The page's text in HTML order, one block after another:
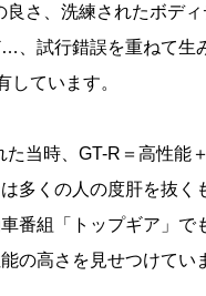
良さ、洗練されたボデ
、試行錯誤を重ねて生
しています。
た当時、GT-R＝高性能
多くの人の度肝を抜く
番組「トップギア」で
の高さを見せつけてい